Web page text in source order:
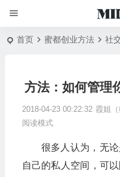
首页 蜜都创业方法 社
方法：如何管理
2018-04-23 00:22:32 霞姐（
阅读模式
很多人认为，无
自己的私人空间，可